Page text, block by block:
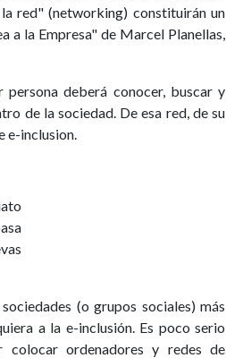
red" (networking) constituirán un
la Empresa" de Marcel Planellas,
deberá conocer, buscar y
de la sociedad. De esa red, de su
e-inclusion.
(o grupos sociales) más
a la e-inclusión. Es poco serio
colocar ordenadores y redes de